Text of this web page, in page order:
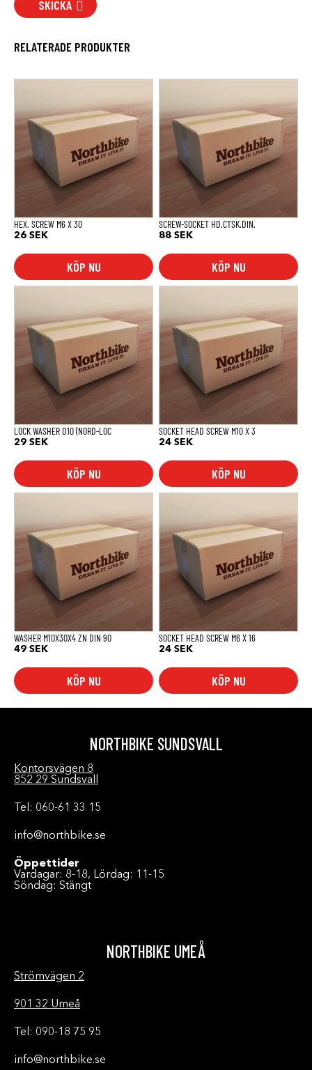
SKICKA
RELATERADE PRODUKTER
HEX. SCREW M6 X 30
26 SEK
KÖP NU
SCREW-SOCKET HD.CTSK.DIN.
88 SEK
KÖP NU
LOCK WASHER D10 (NORD-LOC
29 SEK
KÖP NU
SOCKET HEAD SCREW M10 X 3
24 SEK
KÖP NU
WASHER M10X30X4 ZN DIN 90
49 SEK
KÖP NU
SOCKET HEAD SCREW M6 X 16
24 SEK
KÖP NU
NORTHBIKE SUNDSVALL
Kontorsvägen 8
852 29 Sundsvall
Tel: 060-61 33 15
info@northbike.se
Öppettider
Vardagar: 8-18, Lördag: 11-15
Söndag: Stängt
NORTHBIKE UMEÅ
Strömvägen 2
901 32 Umeå
Tel: 090-18 75 95
info@northbike.se